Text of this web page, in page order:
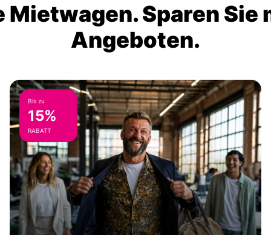
Mietwagen. Sparen Sie
Angeboten.
Bis zu
15%
RABATT